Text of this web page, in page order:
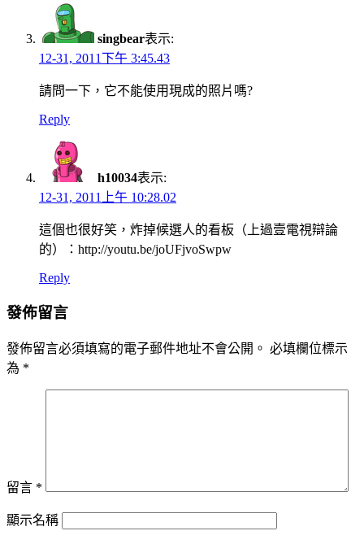
singbear表示:
12-31, 2011下午 3:45.43
請問一下，它不能使用現成的照片嗎?
Reply
h10034表示:
12-31, 2011上午 10:28.02
這個也很好笑，炸掉候選人的看板（上過壹電視辯論
的）：http://youtu.be/joUFjvoSwpw
Reply
發佈留言
發佈留言必須填寫的電子郵件地址不會公開。 必填欄位標示
為 *
留言 *
顯示名稱